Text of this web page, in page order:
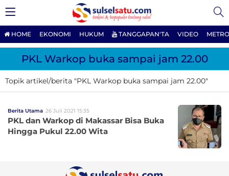
HOME EKONOMI HUKUM TANGGAPAN'TA VIDEO
PKL Warkop buka sampai jam 22.00
Topik artikel/berita "PKL Warkop buka sampai jam 22.00"
Berita Utama 26 Juli 2021 15:35
PKL dan Warkop di Makassar Bisa Buka
Hingga Pukul 22.00 Wita